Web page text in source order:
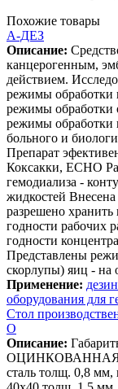
Похожие товары
А-ДЕЗ
Описание:
канцерогенным,
действием.
режимы обработки
режимы обработки
режимы обработки
больного и
Препарат
Коксакки, ЕСНО
гемодиализа -
жидкостей
разрешено
годности рабочих
годности
Представлены
скорлупы) яиц - на
Применение:
оборудования для
Стол
О
Описание:
ОЦИНКОВАННАЯ
сталь толщ. 0,8 мм,